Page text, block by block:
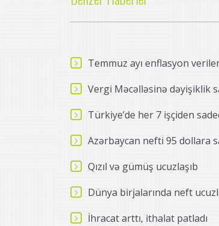
Temmuz ayı enflasyon
Vergi Məcəlləsinə dəyişiklik
Türkiye’de her 7 işçiden
Azərbaycan nefti 95 dollara
Qızıl və gümüş ucuzlaşıb
Dünya birjalarında neft
İhracat arttı, ithalat patladı